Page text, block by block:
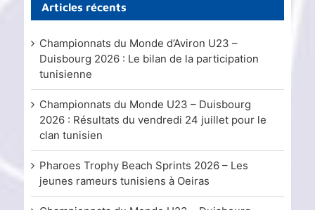
Articles récents
Championnats du Monde d’Aviron U23 –
Duisbourg 2026 : Le bilan de la participation
tunisienne
Championnats du Monde U23 – Duisbourg
2026 : Résultats du vendredi 24 juillet pour le
clan tunisien
Pharoes Trophy Beach Sprints 2026 – Les
jeunes rameurs tunisiens à Oeiras